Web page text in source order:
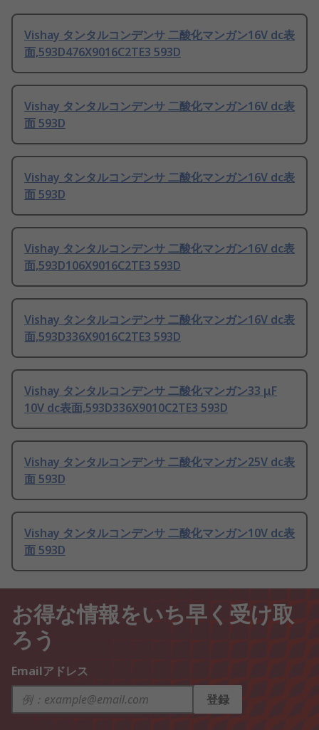
Vishay タンタルコンデンサ 二酸化マンガン16V dc表
面,593D476X9016C2TE3 593D
Vishay タンタルコンデンサ 二酸化マンガン16V dc表
面 593D
Vishay タンタルコンデンサ 二酸化マンガン16V dc表
面 593D
Vishay タンタルコンデンサ 二酸化マンガン16V dc表
面,593D106X9016C2TE3 593D
Vishay タンタルコンデンサ 二酸化マンガン16V dc表
面,593D336X9016C2TE3 593D
Vishay タンタルコンデンサ 二酸化マンガン33 μF
10V dc表面,593D336X9010C2TE3 593D
Vishay タンタルコンデンサ 二酸化マンガン25V dc表
面 593D
Vishay タンタルコンデンサ 二酸化マンガン10V dc表
面 593D
お得な情報をいち早く受け取
ろう
Emailアドレス
登録